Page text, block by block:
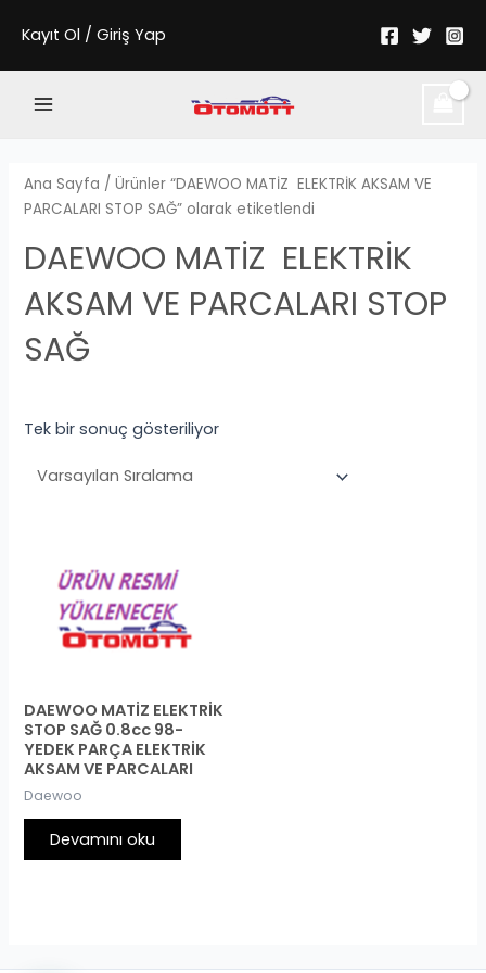
atlaKayıt Ol / Giriş Yap
Ana Sayfa / Ürünler “DAEWOO MATİZ ELEKTRİK AKSAM VE
PARCALARI STOP SAĞ” olarak etiketlendi
DAEWOO MATİZ ELEKTRİK
AKSAM VE PARCALARI STOP
SAĞ
Tek bir sonuç gösteriliyor
DAEWOO MATİZ ELEKTRİK
STOP SAĞ 0.8cc 98-
YEDEK PARÇA ELEKTRİK
AKSAM VE PARCALARI
Daewoo
Devamını oku